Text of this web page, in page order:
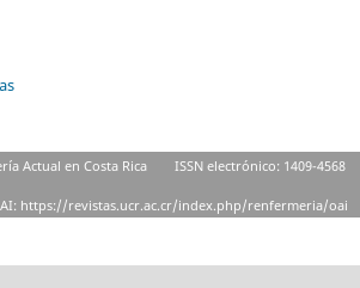
Actual en Costa Rica ISSN electrónico: 1409-4568
https://revistas.ucr.ac.cr/index.php/renfermeria/oai